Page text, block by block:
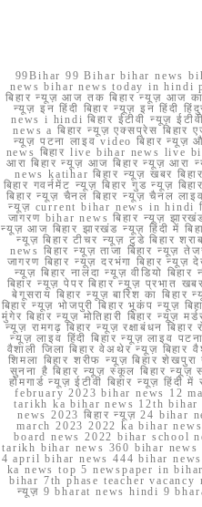
99Bihar 99 Bihar bihar news
news bihar news today in hindi
बिहार न्यूज़ आज तक बिहार न्यूज़ आज का
न्यूज़ इन हिंदी बिहार न्यूज़ इन हिंदी
news i hindi बिहार ईटीवी न्यूज़
news a बिहार न्यूज़ एक्सप्रेस बिहार
न्यूज़ पटना लाइव video बिहार
news बिहार live bihar news live
आरा बिहार न्यूज़ आज बिहार न्यूज़ आरा
news katihar बिहार न्यूज़ खबर
बिहार गवर्नमेंट न्यूज़ बिहार गुड न्यूज़
बिहार न्यूज़ चैनल बिहार न्यूज़ चैनल लाइव
न्यूज़ current bihar news in hindi
जागरण bihar news बिहार न्यूज़
न्यूज़ आज बिहार झारखंड न्यूज़ हिंदी में
न्यूज़ बिहार टीचर न्यूज़ टुडे बिहार
news बिहार न्यूज़ ताजा बिहार न्यूज़
जागरण बिहार न्यूज़ दरभंगा बिहार न्यूज़
न्यूज़ बिहार नालंदा न्यूज़ वीडियो
बिहार न्यूज़ पेपर बिहार न्यूज़ प्रभात
बेगूसराय बिहार न्यूज़ बारिश का बिहार
बिहार न्यूज़ भोजपुरी बिहार भूकंप न्यूज़
मुंगेर बिहार न्यूज़ मोतिहारी बिहार न्यूज़
न्यूज़ रामगढ़ बिहार न्यूज़ रक्षाबंधन
न्यूज़ लाइव हिंदी बिहार न्यूज़ लाइव
वैशाली जिला बिहार वेअथेर न्यूज़ बिहार
शिमला बिहार शरीफ न्यूज़ बिहार
सुनना है बिहार न्यूज़ स्कूल बिहार न्यूज़
होमगार्ड न्यूज़ ईटीवी बिहार न्यूज़
february 2023 bihar news 12
tarikh ka bihar news 12th bihar
news 2023 बिहार न्यूज़ 24 bihar
march 2023 2022 ka bihar
board news 2022 bihar school
tarikh bihar news 360 bihar
4 april bihar news 444 bihar
ka news top 5 newspaper in
bihar 7th phase teacher
न्यूज़ 9 bharat news hindi 9